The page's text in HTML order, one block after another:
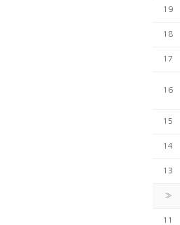
19
18
17
16
15
14
13
»
11